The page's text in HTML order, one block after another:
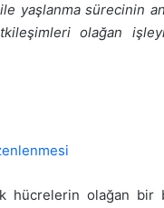
yaşlanma sürecinin
olağan
hücrelerin olağan bir